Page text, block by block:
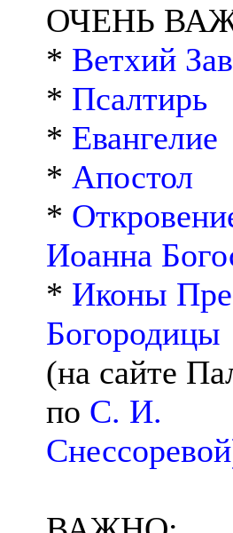
ОЧЕНЬ
* Ветхий
* Псалтирь
* Евангелие
* Апостол
*
Иоанна
* Иконы
Богородицы
(на сайте
по С. И.